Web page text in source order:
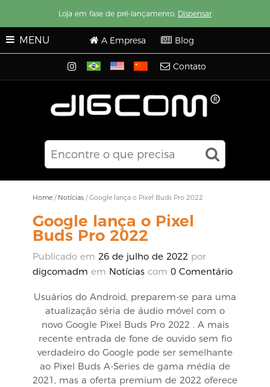
Loja em fase de pré-lançamento. Dispensar
MENU A Empresa Blog
Contato
Home / Notícias /Google lança o Pixel Buds Pro 2022
Google lança o Pixel
Buds Pro 2022
Publicado em 26 de julho de 2022 por
digcomadm em Notícias com 0 Comentário
Usuários do Android, preparem-se para uma
atualização séria de áudio móvel com o
novo Google Pixel Buds Pro 2022 . A mais
recente entrada de fone de ouvido sem fio
verdadeiro do Google pode ser semelhante
ao Pixel Buds A-Series de gama média de
2021, mas a oferta premium de 2022 oferece